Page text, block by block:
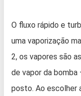
O fluxo rápido e
uma vaporização
2, os vapores são
de vapor da bomba
posto. Ao escolher